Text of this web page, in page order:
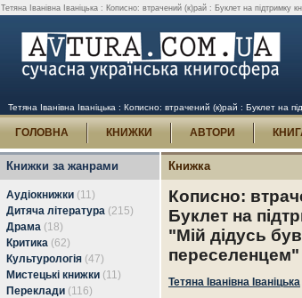
Тетяна Іванівна Іваніцька : Кописно: втрачений (к)рай : Буклет на підтримку
Тетяна Іванівна Іваніцька : Кописно: втрачений (к)рай : Буклет на
ГОЛОВНА КНИЖКИ АВТОРИ
Книжки за жанрами
Аудіокнижки (11)
Дитяча література (215)
Драма (18)
Критика (62)
Культурологія (47)
Мистецькі книжки (11)
Переклади (116)
Книжка
Кописно:
Буклет на
"Мій дідусь
переселенцем"
Тетяна Іванівна Іваніцька